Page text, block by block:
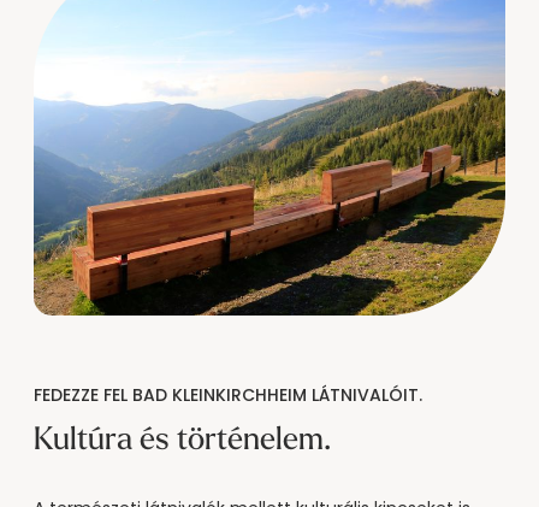
----
FEDEZZE FEL BAD KLEINKIRCHHEIM LÁTNIVALÓIT.
Kultúra és történelem.